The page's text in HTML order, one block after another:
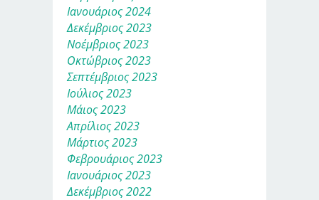
Ιανουάριος 2024
Δεκέμβριος 2023
Νοέμβριος 2023
Οκτώβριος 2023
Σεπτέμβριος 2023
Ιούλιος 2023
Μάιος 2023
Απρίλιος 2023
Μάρτιος 2023
Φεβρουάριος 2023
Ιανουάριος 2023
Δεκέμβριος 2022